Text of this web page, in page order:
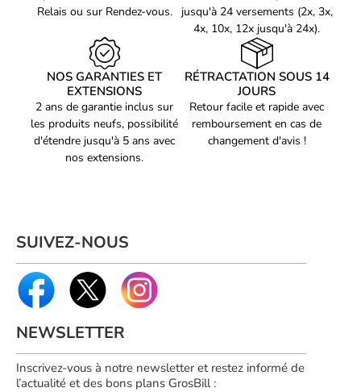
esthétique soignée et moderne.
Un produit sûr et fiable
Chez Alphacool, la qualité et la sécurité sont des priorités. C'est
pourquoi ce liquide de refroidissement est fabriqué à partir
d'ingrédients sélectionnés avec soin, sans aucun additif
potentiellement dangereux pour votre système. Vous pouvez
donc l'utiliser en toute confiance, sans craindre d'endommager
votre matériel.
Les avantages du Watercooling Alphacool Ultra Pure Water -
Une fabrication avec des ingrédients sans danger pour votre
17349
Voir produits Alphacool
Voir les accessoires watercooling Alphacool
Relais ou sur Rendez-vous.
jusqu'à 24 versements (2x, 3x,
4x, 10x, 12x jusqu'à 24x).
NOS GARANTIES ET
EXTENSIONS
2 ans de garantie inclus sur
les produits neufs, possibilité
d'étendre jusqu'à 5 ans avec
nos extensions.
RÉTRACTATION SOUS 14
JOURS
Retour facile et rapide avec
remboursement en cas de
changement d'avis !
SUIVEZ-NOUS
NEWSLETTER
Inscrivez-vous à notre newsletter et restez informé de
l’actualité et des bons plans GrosBill :